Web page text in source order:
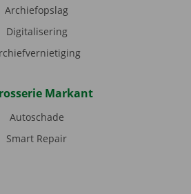
Archiefopslag
Digitalisering
Markant
Autoschade
Smart Repair